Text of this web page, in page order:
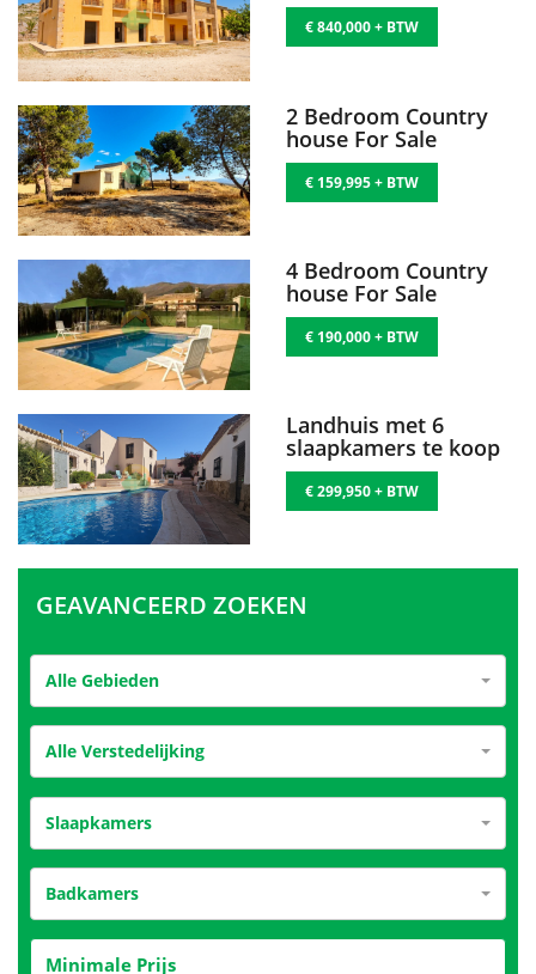
€ 840,000 + BTW
2 Bedroom Country
house For Sale
€ 159,995 + BTW
4 Bedroom Country
house For Sale
€ 190,000 + BTW
Landhuis met 6
slaapkamers te koop
€ 299,950 + BTW
GEAVANCEERD ZOEKEN
Alle Gebieden
Alle Verstedelijking
Slaapkamers
Badkamers